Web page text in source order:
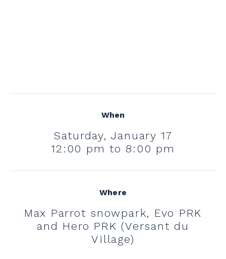
When
Saturday, January 17
12:00 pm to 8:00 pm
Where
Max Parrot snowpark, Evo PRK
and Hero PRK (Versant du
Village)